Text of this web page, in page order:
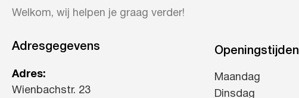
Welkom, wij helpen je graag verder!
Adresgegevens
Adres:
Wienbachstr. 23
Openingstijden
Maandag
Dinsdag